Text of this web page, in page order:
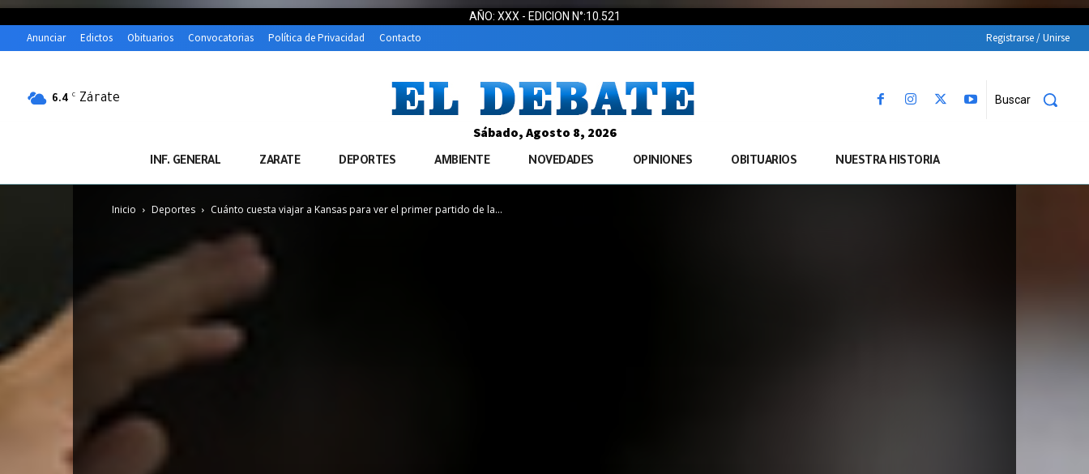
AÑO: XXX - EDICION N°:10.521
Anunciar Edictos Obituarios Convocatorias Política de Privacidad Contacto Registrarse / Unirse
6.4 C Zárate Buscar
Sábado, Agosto 8, 2026
INF. GENERAL ZARATE DEPORTES AMBIENTE NOVEDADES OPINIONES OBITUARIOS NUESTRA HISTORIA
Inicio Deportes Cuánto cuesta viajar a Kansas para ver el primer partido de la...